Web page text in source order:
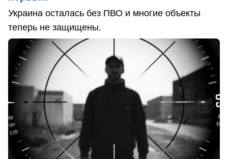
Украина осталась без ПВО и многие объекты
теперь не защищены.